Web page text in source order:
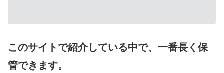
このサイトで紹介している中で、一番長く保
管できます。